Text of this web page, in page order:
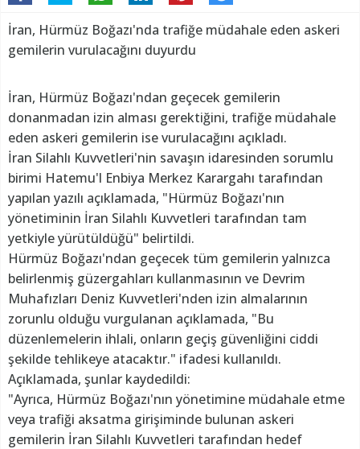
İran, Hürmüz Boğazı'nda trafiğe müdahale eden askeri
gemilerin vurulacağını duyurdu
İran, Hürmüz Boğazı'ndan geçecek gemilerin
donanmadan izin alması gerektiğini, trafiğe müdahale
eden askeri gemilerin ise vurulacağını açıkladı.
İran Silahlı Kuvvetleri'nin savaşın idaresinden sorumlu
birimi Hatemu'l Enbiya Merkez Karargahı tarafından
yapılan yazılı açıklamada, "Hürmüz Boğazı'nın
yönetiminin İran Silahlı Kuvvetleri tarafından tam
yetkiyle yürütüldüğü" belirtildi.
Hürmüz Boğazı'ndan geçecek tüm gemilerin yalnızca
belirlenmiş güzergahları kullanmasının ve Devrim
Muhafızları Deniz Kuvvetleri'nden izin almalarının
zorunlu olduğu vurgulanan açıklamada, "Bu
düzenlemelerin ihlali, onların geçiş güvenliğini ciddi
şekilde tehlikeye atacaktır." ifadesi kullanıldı.
Açıklamada, şunlar kaydedildi:
"Ayrıca, Hürmüz Boğazı'nın yönetimine müdahale etme
veya trafiği aksatma girişiminde bulunan askeri
gemilerin İran Silahlı Kuvvetleri tarafından hedef